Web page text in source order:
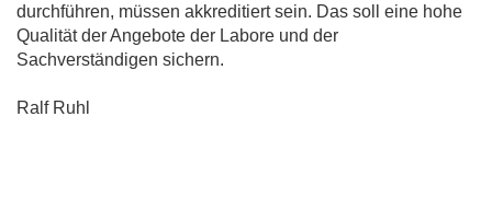
durchführen, müssen akkreditiert sein. Das soll eine hohe
Qualität der Angebote der Labore und der
Sachverständigen sichern.
Ralf Ruhl